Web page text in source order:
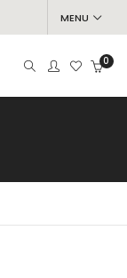
MENU
0